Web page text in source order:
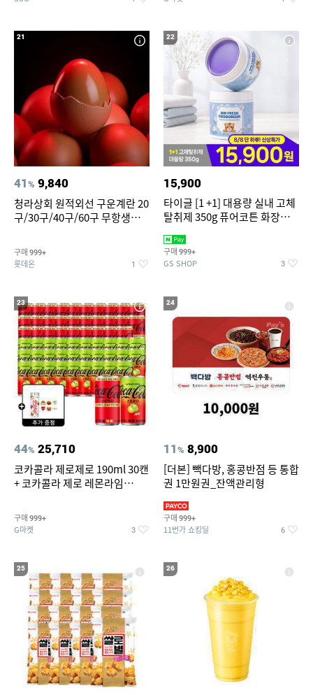
21
41% 9,840
청라상회 원적외선 구운계란 20
구/30구/40구/60구 무항생제
구매 999+
롯데온 1
22
15,900
타이글 [1 +1] 대용량 실내 고체
탈취제 350g 퓨어코튼 화장실
구매 999+
GS SHOP 3
23
44% 25,710
코카콜라 제로제로 190ml 30캔
+ 코카콜라 제로 레몬라임
티커 세트
구매 999+
G마켓 3
24
11% 8,900
[더본] 빽다방, 홍콩반점 등 통합
권 1만원권_잔액관리형
구매 999+
11번가 쇼킹딜 6
25 26